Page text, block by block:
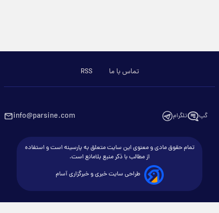
تماس با ما RSS
گپ تلگرام info@parsine.com
تمام حقوق مادی و معنوی این سایت متعلق به پارسینه است و استفاده
از مطالب با ذکر منبع بلامانع است.
طراحی سایت خبری و خبرگزاری آسام